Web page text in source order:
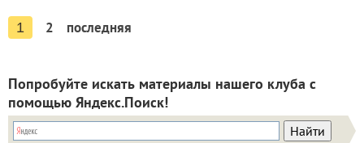
1 2 последняя
Попробуйте искать материалы нашего клуба с
помощью Яндекс.Поиск!